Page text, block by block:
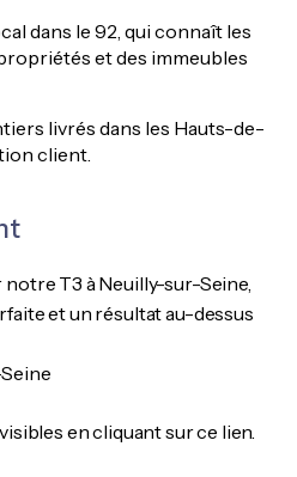
dans le 92, qui connaît les
et des immeubles
livrés dans les Hauts-de-
client.
T3 à Neuilly-sur-Seine,
et un résultat au-dessus
en cliquant sur ce lien